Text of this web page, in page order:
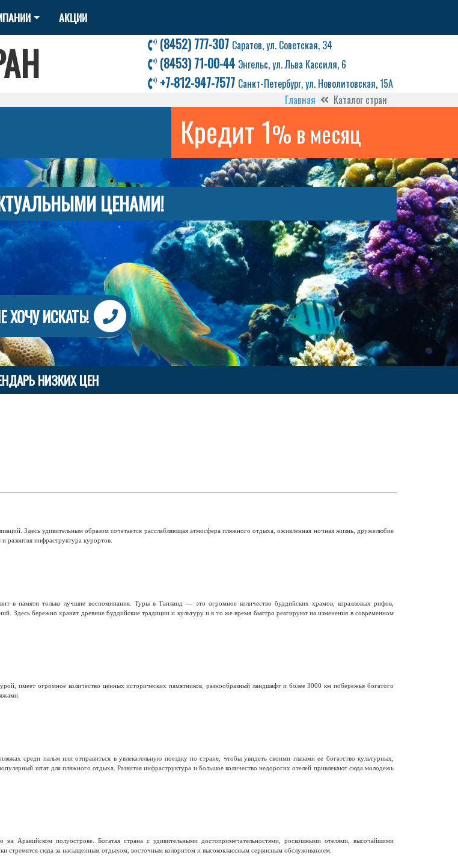
АКЦИИ
(8452) 777-307 Саратов, ул. Советская, 34
(8453) 71-00-44 Энгельс, ул. Льва Кассиля, 6
+7-812-947-7577 Санкт-Петербург, ул. Новолитовская, 15А
Главная
Каталог стран
Кредит 1% в месяц
ЦЕНАМИ!
ХОЧУ ИСКАТЬ!
НИЗКИХ ЦЕН
Здесь удивительным образом сочетается расслабляющая атмосфера пляжного отдыха, оживленная ночная жизнь, дружелюбие
развитая инфраструктура курортов.
в памяти только лучшие воспоминания. Туры в Таиланд — это огромное количество буддийских храмов, коралловых рифов,
Здесь бережно хранят древние буддийские традиции и культуру и в то же время быстро реагируют на изменения в современном
имеет огромное количество ценных исторических памятников, разнообразный ландшафт и более 3000 км побережья богатого
среди пальм или отправиться в увлекательную поездку по стране, чтобы увидеть своими глазами ее богатство культурных,
штат для пляжного отдыха. Развитая инфраструктура и большое количество недорогих отелей привлекают сюда молодежь
Аравийском полуострове. Богатая страна с удивительными достопримечательностями, роскошными отелями, высочайшими
стремятся сюда за насыщенным отдыхом, восточным колоритом и высококлассным сервисным обслуживанием.